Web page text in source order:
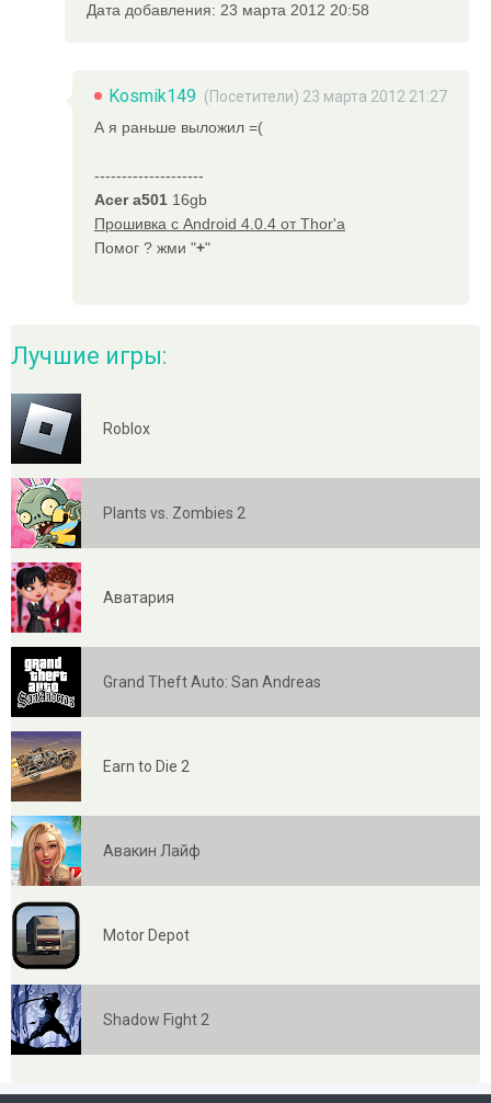
Дата добавления: 23 марта 2012 20:58
Kosmik149 (Посетители) 23 марта 2012 21:27
А я раньше выложил =(
--------------------
Acer a501 16gb
Прошивка с Android 4.0.4 от Thor'a
Помог ? жми "+"
Лучшие игры:
Roblox
Plants vs. Zombies 2
Аватария
Grand Theft Auto: San Andreas
Earn to Die 2
Авакин Лайф
Motor Depot
Shadow Fight 2